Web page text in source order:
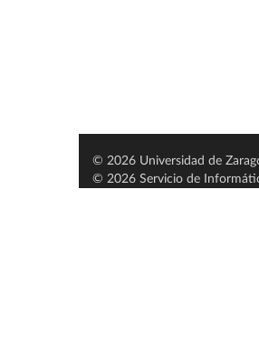
© 2026 Universidad de
© 2026 Servicio de